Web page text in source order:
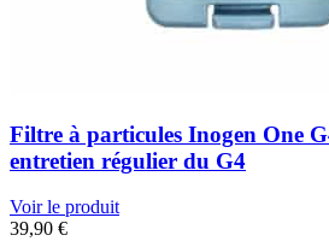
Filtre à particules Inogen One
entretien régulier du G4
Voir le produit
39,90 €